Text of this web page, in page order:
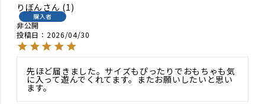
りぼん 1
購入者
非公開
投稿日
2026/04/30
先ほど届きました。サイズもぴったりでおもちゃも気
に入って遊んでくれてます。またお願いしたいと思い
ます。